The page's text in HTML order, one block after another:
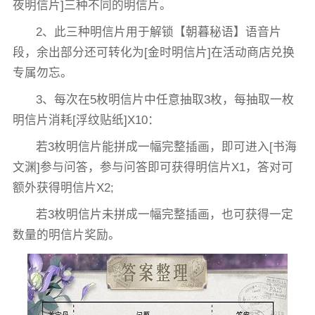
夜明信片]三种不同的明信片。
2、此三种明信片用于解锁【朝暮秘语】语音片
段，余出部分还可转化为[金时明信片]在活动商店兑换
专属勿忘。
3、每次在5枚明信片中任意抽取3枚，每抽取一枚
明信片消耗[浮纹贴纸]X10：
若3枚明信片能拼成一幅完整插画，即可进入[书海
文渊]参与问答，参与问答即可获得明信片X1，答对可
额外获得明信片X2;
若3枚明信片未拼成一幅完整插画，也可获得一定
数量的明信片奖励。